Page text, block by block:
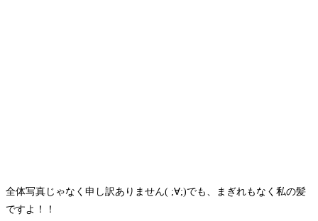
全体写真じゃなく申し訳ありません( ;∀;)でも、まぎれもなく私の髪
ですよ！！